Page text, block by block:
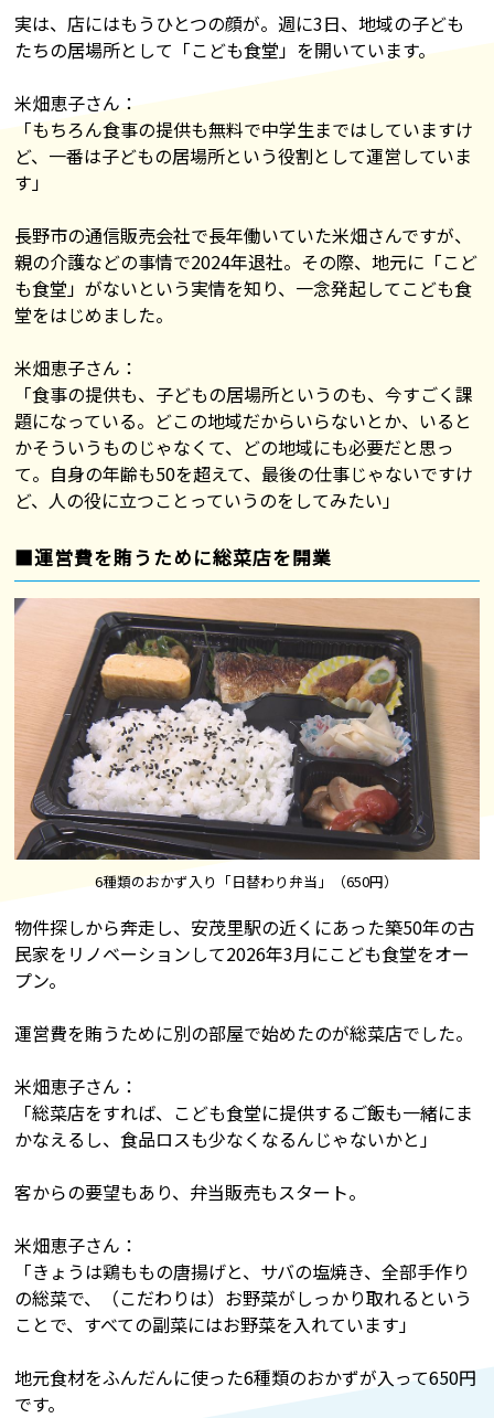
実は、店にはもうひとつの顔が。週に3日、地域の子ども
たちの居場所として「こども食堂」を開いています。
米畑恵子さん：
「もちろん食事の提供も無料で中学生まではしていますけ
ど、一番は子どもの居場所という役割として運営していま
す」
長野市の通信販売会社で長年働いていた米畑さんですが、
親の介護などの事情で2024年退社。その際、地元に「こど
も食堂」がないという実情を知り、一念発起してこども食
堂をはじめました。
米畑恵子さん：
「食事の提供も、子どもの居場所というのも、今すごく課
題になっている。どこの地域だからいらないとか、いると
かそういうものじゃなくて、どの地域にも必要だと思っ
て。自身の年齢も50を超えて、最後の仕事じゃないですけ
ど、人の役に立つことっていうのをしてみたい」
■運営費を賄うために総菜店を開業
6種類のおかず入り「日替わり弁当」（650円）
物件探しから奔走し、安茂里駅の近くにあった築50年の古
民家をリノベーションして2026年3月にこども食堂をオー
プン。
運営費を賄うために別の部屋で始めたのが総菜店でした。
米畑恵子さん：
「総菜店をすれば、こども食堂に提供するご飯も一緒にま
かなえるし、食品ロスも少なくなるんじゃないかと」
客からの要望もあり、弁当販売もスタート。
米畑恵子さん：
「きょうは鶏ももの唐揚げと、サバの塩焼き、全部手作り
の総菜で、（こだわりは）お野菜がしっかり取れるという
ことで、すべての副菜にはお野菜を入れています」
地元食材をふんだんに使った6種類のおかずが入って650円
です。